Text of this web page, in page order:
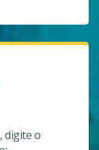
digite o